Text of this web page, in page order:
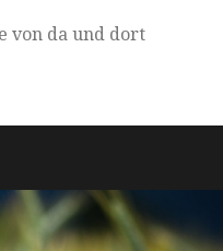
von da und dort